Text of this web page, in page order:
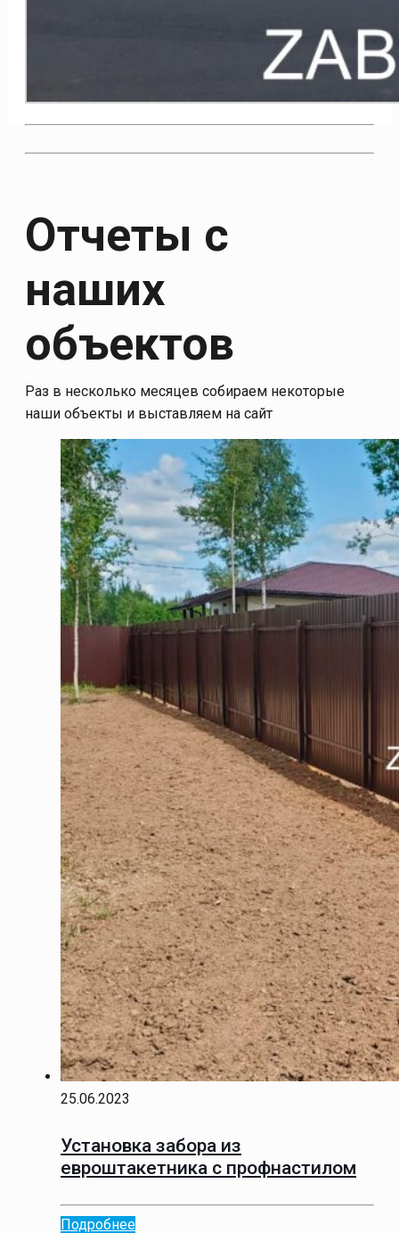
Отчеты с
наших
объектов
Раз в несколько месяцев собираем некоторые
наши объекты и выставляем на сайт
25.06.2023
Установка забора из
евроштакетника с профнастилом
Подробнее